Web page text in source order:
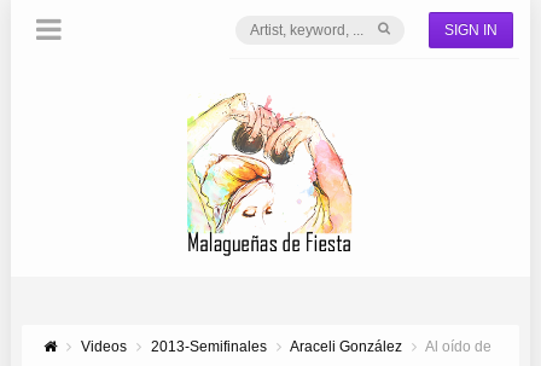
SIGN IN
Videos 2013-Semifinales Araceli González
Al oído de